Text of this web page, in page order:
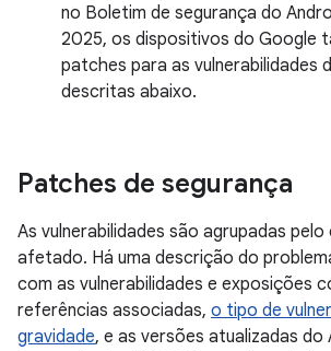
no Boletim de segurança do
2025, os dispositivos do Google
patches para as vulnerabilidades
descritas abaixo.
Patches de segurança
As vulnerabilidades são agrupadas
afetado. Há uma descrição do
com as vulnerabilidades e exposições
referências associadas, o tipo de
gravidade, e as versões atualizadas do